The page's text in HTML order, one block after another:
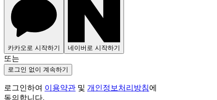
카카오로 시작하기 네이버로 시작하기
또는
로그인 없이 계속하기
로그인하여 이용약관 및 개인정보처리방침에
동의합니다.